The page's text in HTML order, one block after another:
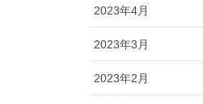
2023年4月
2023年3月
2023年2月